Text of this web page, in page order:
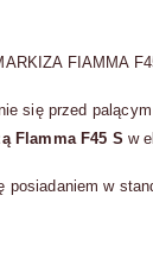
FIAMMA
się przed
Flamma F45 S w
w